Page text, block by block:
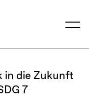
in die Zukunft
7